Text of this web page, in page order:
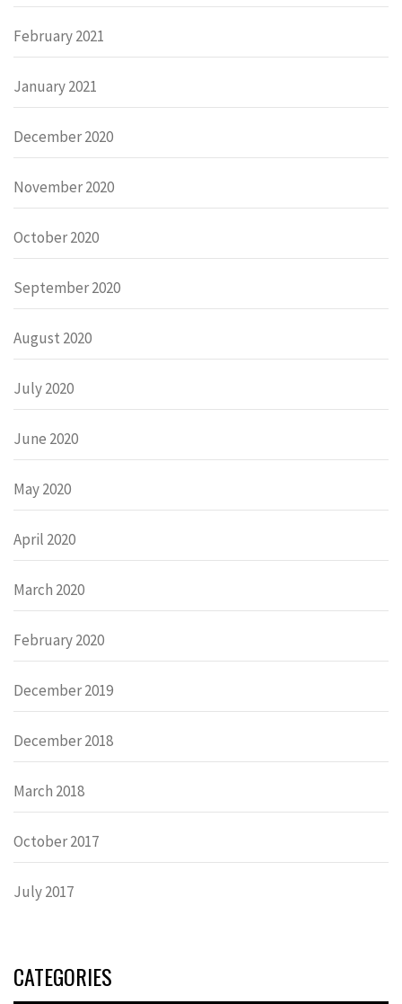
February 2021
January 2021
December 2020
November 2020
October 2020
September 2020
August 2020
July 2020
June 2020
May 2020
April 2020
March 2020
February 2020
December 2019
December 2018
March 2018
October 2017
July 2017
CATEGORIES